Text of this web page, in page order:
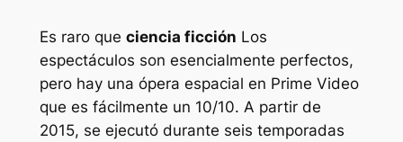
Es raro que ciencia ficción Los
espectáculos son esencialmente perfectos,
pero hay una ópera espacial en Prime Video
que es fácilmente un 10/10. A partir de
2015, se ejecutó durante seis temporadas